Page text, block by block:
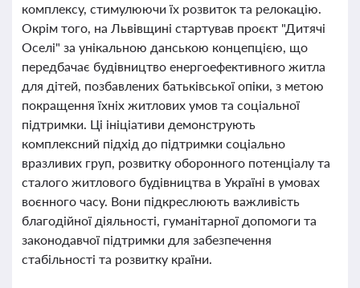
комплексу, стимулюючи їх розвиток та релокацію.
Окрім того, на Львівщині стартував проєкт "Дитячі
Оселі" за унікальною данською концепцією, що
передбачає будівництво енергоефективного житла
для дітей, позбавлених батьківської опіки, з метою
покращення їхніх житлових умов та соціальної
підтримки. Ці ініціативи демонструють
комплексний підхід до підтримки соціально
вразливих груп, розвитку оборонного потенціалу та
сталого житлового будівництва в Україні в умовах
воєнного часу. Вони підкреслюють важливість
благодійної діяльності, гуманітарної допомоги та
законодавчої підтримки для забезпечення
стабільності та розвитку країни.